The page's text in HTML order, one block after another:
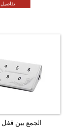
تفاصيل
الجمع بين